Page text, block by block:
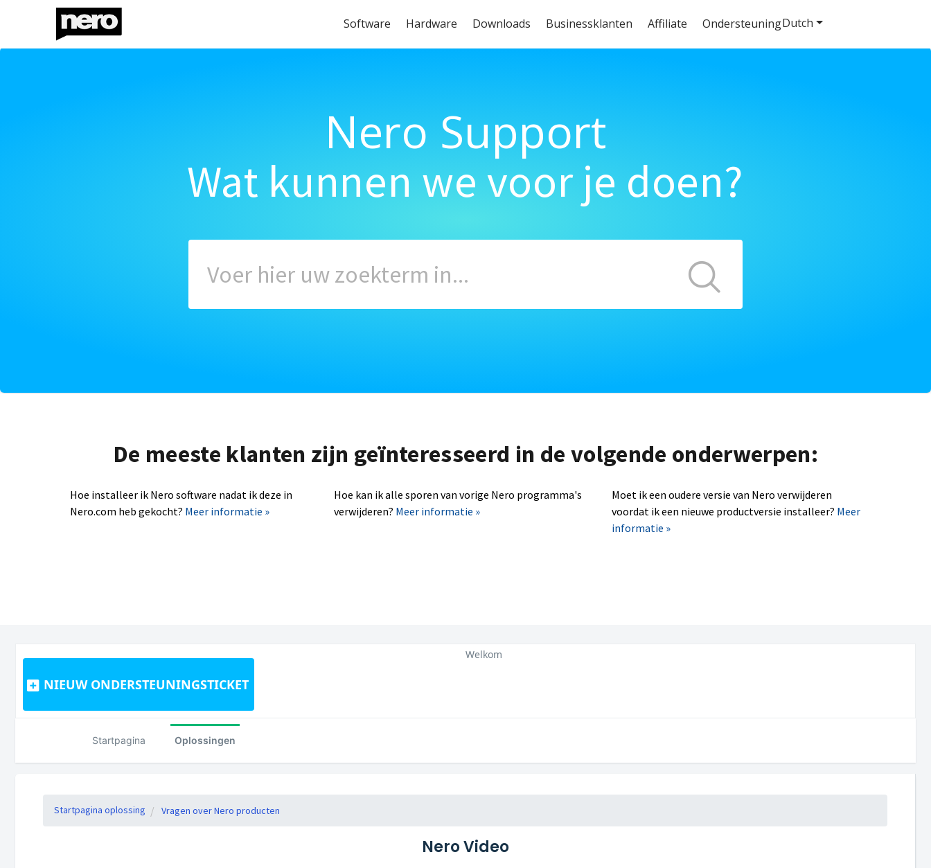
Software Hardware Downloads Businessklanten Affiliate Ondersteuning
Nero Support
Wat kunnen we voor je doen?
De meeste klanten zijn geïnteresseerd in de volgende onderwerpen:
Hoe installeer ik Nero software nadat ik deze in
Nero.com heb gekocht? Meer informatie »
Hoe kan ik alle sporen van vorige Nero programma's
verwijderen? Meer informatie »
Moet ik een oudere versie van Nero verwijderen
voordat ik een nieuwe productversie installeer? Meer
informatie »
NIEUW ONDERSTEUNINGSTICKET
Dutch
Welkom
Startpagina Oplossingen
Startpagina oplossing Vragen over Nero producten
Nero Video